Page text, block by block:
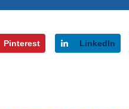
Pinterest LinkedIn